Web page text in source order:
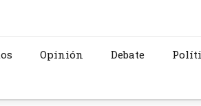
Opinión Debate